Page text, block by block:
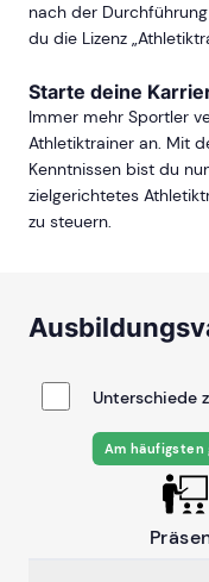
nach der
du die Lizenz
Starte deine
Immer mehr Sportler
Athletiktrainer an. Mit
Kenntnissen bist du
zielgerichtetes
zu steuern.
Unterschiede
Am